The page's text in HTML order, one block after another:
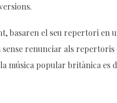
el seu repertori en
renunciar als
música popular britànica